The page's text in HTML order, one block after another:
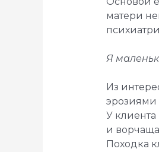
матери
Я
Из
эрозиями
У
и
Походка